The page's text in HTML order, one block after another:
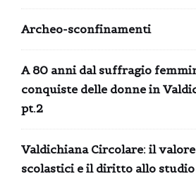
Archeo-sconfinamenti
A 80 anni dal suffragio
conquiste delle donne in
pt.2
Valdichiana Circolare: il
scolastici e il diritto allo studio